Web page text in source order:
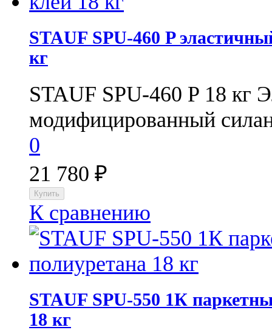
STAUF SPU-460 P
кг
STAUF SPU-460 P 18 кг
модифицированный
0
21 780 ₽
К сравнению
STAUF SPU-550 1К
18 кг